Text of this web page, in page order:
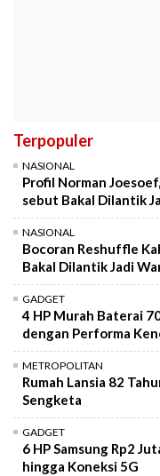
Terpopuler
NASIONAL
Profil Norman
sebut Bakal Dilantik
NASIONAL
Bocoran Reshuffle
Bakal Dilantik Jadi
GADGET
4 HP Murah Baterai
dengan Performa
METROPOLITAN
Rumah Lansia 82
Sengketa
GADGET
6 HP Samsung Rp2
hingga Koneksi 5G